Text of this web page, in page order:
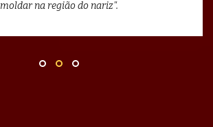
moldar na região do nariz".